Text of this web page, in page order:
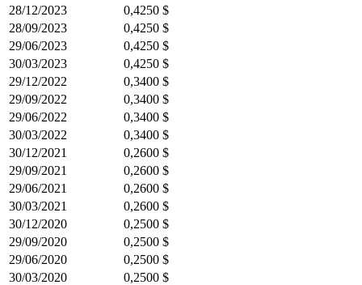
28/12/2023
0,4250 $
28/09/2023
0,4250 $
29/06/2023
0,4250 $
30/03/2023
0,4250 $
29/12/2022
0,3400 $
29/09/2022
0,3400 $
29/06/2022
0,3400 $
30/03/2022
0,3400 $
30/12/2021
0,2600 $
29/09/2021
0,2600 $
29/06/2021
0,2600 $
30/03/2021
0,2600 $
30/12/2020
0,2500 $
29/09/2020
0,2500 $
29/06/2020
0,2500 $
30/03/2020
0,2500 $